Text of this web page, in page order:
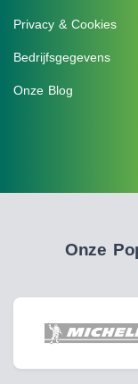
Privacy & Cookies
Bedrijfsgegevens
Onze Blog
Onze